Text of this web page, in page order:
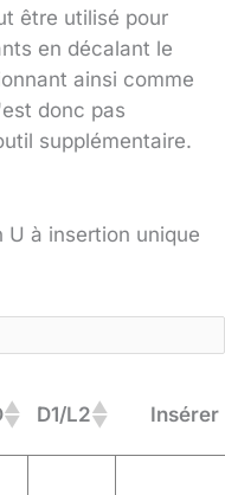
être utilisé pour
en décalant le
ainsi comme
donc pas
supplémentaire.
U à insertion unique
D1/L2 Insérer